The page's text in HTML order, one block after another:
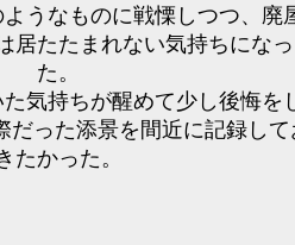
うなものに戦慄しつつ、廃
居たたまれない気持ちになっ
た。
気持ちが醒めて少し後悔を
だった添景を間近に記録して
たかった。